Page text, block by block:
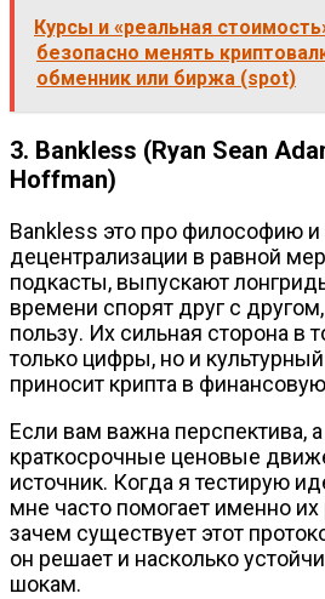
Курсы и «реальная
безопасно менять
обменник или биржа (spot)
3. Bankless (Ryan Sean
Hoffman)
Bankless это про философию и
децентрализации в равной
подкасты, выпускают
времени спорят друг с
пользу. Их сильная сторона в
только цифры, но и
приносит крипта в
Если вам важна перспектива,
краткосрочные ценовые
источник. Когда я тестирую
мне часто помогает именно
зачем существует этот
он решает и насколько
шокам.